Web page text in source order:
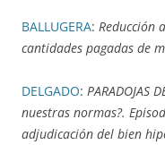
BALLUGERA: Reducción
cantidades pagadas de
DELGADO: PARADOJAS
nuestras normas?.
adjudicación del bien